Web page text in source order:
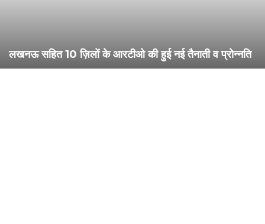
लखनऊ सहित 10 ज़िलों के आरटीओ की हुई नई तैनाती व प्रोन्नति